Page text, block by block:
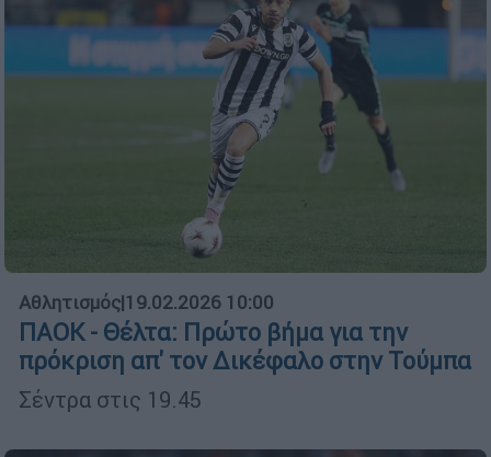
Αθλητισμός|19.02.2026 10:00
ΠΑΟΚ - Θέλτα: Πρώτο βήμα για την
πρόκριση απ' τον Δικέφαλο στην Τούμπα
Σέντρα στις 19.45